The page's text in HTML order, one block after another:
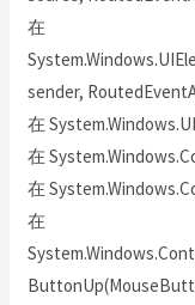
在
sender,
在
在
在
在